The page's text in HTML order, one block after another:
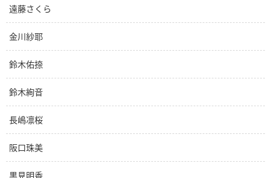
遠藤さくら
金川紗耶
鈴木佑捺
鈴木絢音
長嶋凛桜
阪口珠美
黒見明香